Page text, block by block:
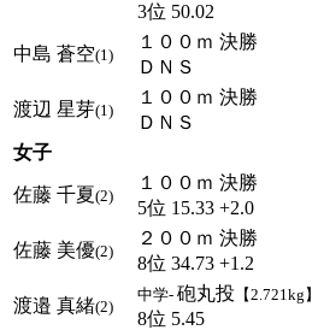
3位 50.02
中島 蒼空(1)
１００ｍ 決勝
ＤＮＳ
渡辺 星芽(1)
１００ｍ 決勝
ＤＮＳ
女子
佐藤 千夏(2)
１００ｍ 決勝
5位 15.33 +2.0
佐藤 美優(2)
２００ｍ 決勝
8位 34.73 +1.2
渡邉 真緒(2)
中学- 砲丸投 【2.721kg】
8位 5.45